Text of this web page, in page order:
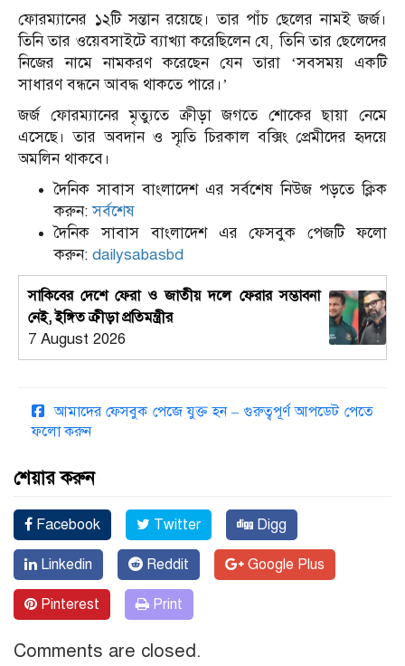
ফোরম্যানের ১২টি সন্তান রয়েছে। তার পাঁচ ছেলের নামই জর্জ।
তিনি তার ওয়েবসাইটে ব্যাখ্যা করেছিলেন যে, তিনি তার ছেলেদের
নিজের নামে নামকরণ করেছেন যেন তারা ‘সবসময় একটি
সাধারণ বন্ধনে আবদ্ধ থাকতে পারে।’
জর্জ ফোরম্যানের মৃত্যুতে ক্রীড়া জগতে শোকের ছায়া নেমে
এসেছে। তার অবদান ও স্মৃতি চিরকাল বক্সিং প্রেমীদের হৃদয়ে
অমলিন থাকবে।
দৈনিক সাবাস বাংলাদেশ এর সর্বশেষ নিউজ পড়তে ক্লিক
করুন:সর্বশেষ
দৈনিক সাবাস বাংলাদেশ এর ফেসবুক পেজটি ফলো
করুন: dailysabasbd
সাকিবের দেশে ফেরা ও জাতীয় দলে ফেরার সম্ভাবনা
নেই, ইঙ্গিত ক্রীড়া প্রতিমন্ত্রীর
7 August 2026
আমাদের ফেসবুক পেজে যুক্ত হন – গুরুত্বপূর্ণ আপডেট পেতে
ফলো করুন
শেয়ার করুন
Facebook Twitter Digg
Linkedin Reddit Google Plus
Pinterest Print
Comments are closed.